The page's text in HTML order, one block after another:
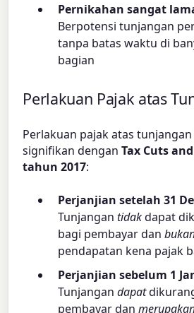
Pernikahan sangat
Berpotensi tunjangan
tanpa batas waktu di
bagian
Perlakuan Pajak atas
Perlakuan pajak atas
signifikan denganTax Cuts and
tahun 2017:
Perjanjian setelah 31
Tunjangantidakdapat
bagi pembayar dan
pendapatan kena pajak
Perjanjian sebelum 1
Tunjangandapat
pembayar dan